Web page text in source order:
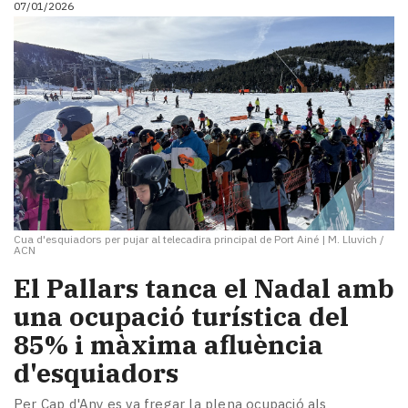
i
Cultura
Esports
Mai
tant!
TV
i
mitjans
El
temps
Reportatges
Enquestes
A
escena!
Dis
la
07/01/2026
Cua d'esquiadors per pujar al telecadira principal de Port Ainé | M. Lluvich /
ACN
​El Pallars tanca el Nadal amb
una ocupació turística del
85% i màxima afluència
d'esquiadors
Per Cap d'Any es va fregar la plena ocupació als